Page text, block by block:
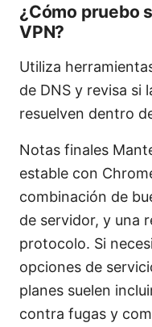
¿Cómo pruebo
VPN?
Utiliza
de DNS y revisa si
resuelven dentro
Notas finales
estable con
combinación de
de servidor, y una
protocolo. Si
opciones de
planes suelen
contra fugas y